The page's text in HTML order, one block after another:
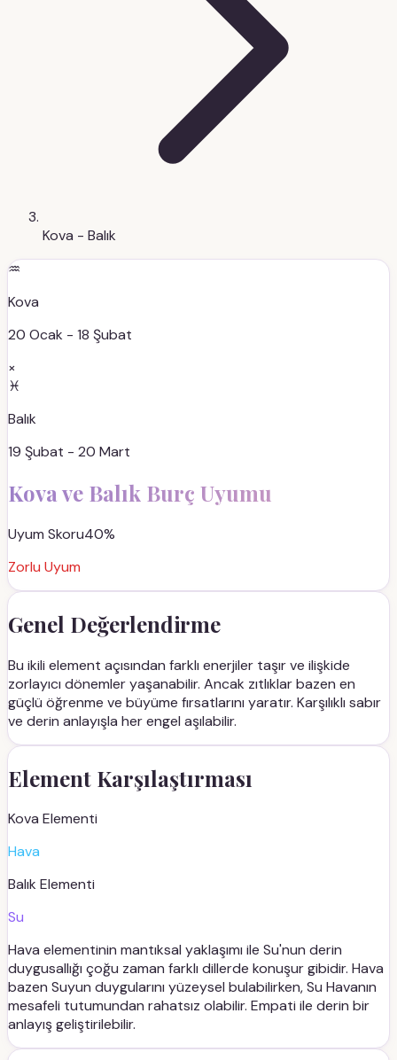
Kova - Balık
♒
Kova
20 Ocak - 18 Şubat
×
♓
Balık
19 Şubat - 20 Mart
Kova ve Balık Burç Uyumu
Uyum Skoru40%
Zorlu Uyum
Genel Değerlendirme
Bu ikili element açısından farklı enerjiler taşır ve ilişkide
zorlayıcı dönemler yaşanabilir. Ancak zıtlıklar bazen en
güçlü öğrenme ve büyüme fırsatlarını yaratır. Karşılıklı sabır
ve derin anlayışla her engel aşılabilir.
Element Karşılaştırması
Kova Elementi
Hava
Balık Elementi
Su
Hava elementinin mantıksal yaklaşımı ile Su'nun derin
duygusallığı çoğu zaman farklı dillerde konuşur gibidir. Hava
bazen Suyun duygularını yüzeysel bulabilirken, Su Havanın
mesafeli tutumundan rahatsız olabilir. Empati ile derin bir
anlayış geliştirilebilir.